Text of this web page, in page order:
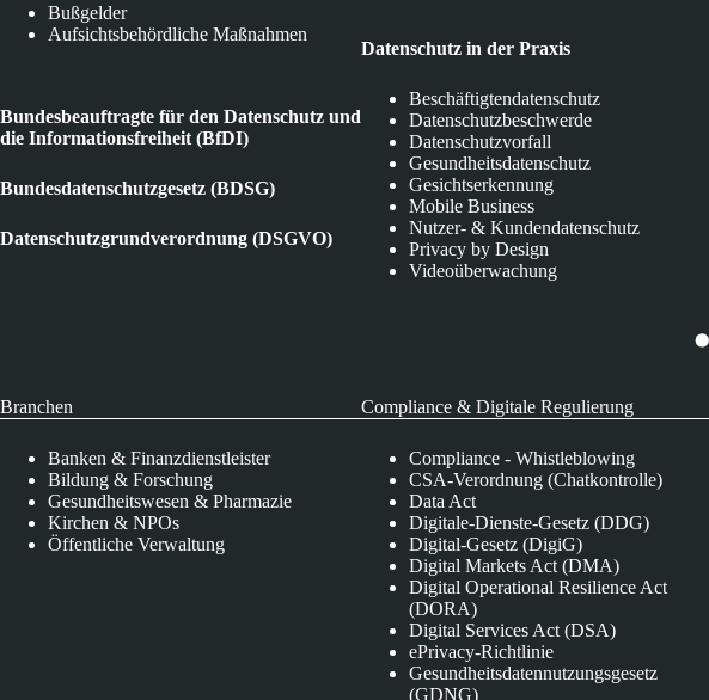
Bußgelder
Aufsichtsbehördliche Maßnahmen
Bundesbeauftragte für den Datenschutz und
die Informationsfreiheit (BfDI)
Bundesdatenschutzgesetz (BDSG)
Datenschutzgrundverordnung (DSGVO)
Datenschutz in der Praxis
Beschäftigtendatenschutz
Datenschutzbeschwerde
Datenschutzvorfall
Gesundheitsdatenschutz
Gesichtserkennung
Mobile Business
Nutzer- & Kundendatenschutz
Privacy by Design
Videoüberwachung
Branchen
Banken & Finanzdienstleister
Bildung & Forschung
Gesundheitswesen & Pharmazie
Kirchen & NPOs
Öffentliche Verwaltung
Compliance & Digitale Regulierung
Compliance - Whistleblowing
CSA-Verordnung (Chatkontrolle)
Data Act
Digitale-Dienste-Gesetz (DDG)
Digital-Gesetz (DigiG)
Digital Markets Act (DMA)
Digital Operational Resilience Act
(DORA)
Digital Services Act (DSA)
ePrivacy-Richtlinie
Gesundheitsdatennutzungsgesetz
(GDNG)